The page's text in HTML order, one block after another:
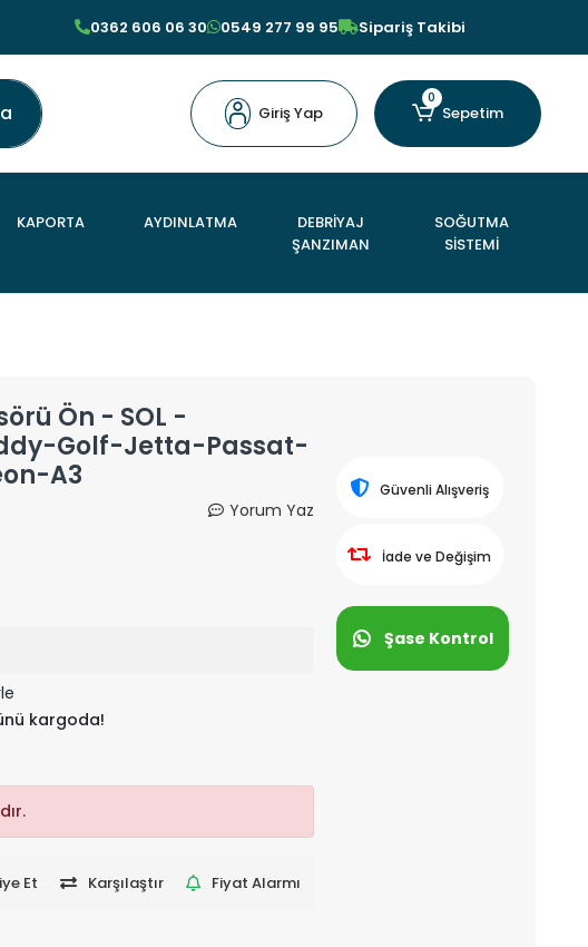
0362 606 06 30 0549 277 99 95 Sipariş Takibi
Giriş Yap
0
Sepetim
KAPORTA AYDINLATMA
DEBRİYAJ
ŞANZIMAN
SOĞUTMA
SİSTEMİ
Ön - SOL -
Golf-Jetta-Passat-
A3
Yorum Yaz
kargoda!
Et Karşılaştır Fiyat Alarmı
Güvenli Alışveriş
İade ve Değişim
Şase Kontrol